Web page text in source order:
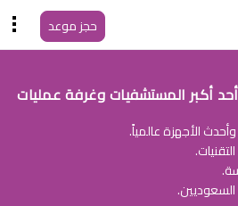
حجز موعد
أكبر المستشفيات وغرفة عمليات
الأجهزة عالمياً.